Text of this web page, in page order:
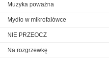
Muzyka poważna
Mydło w mikrofalówce
NIE PRZEOCZ
Na rozgrzewkę